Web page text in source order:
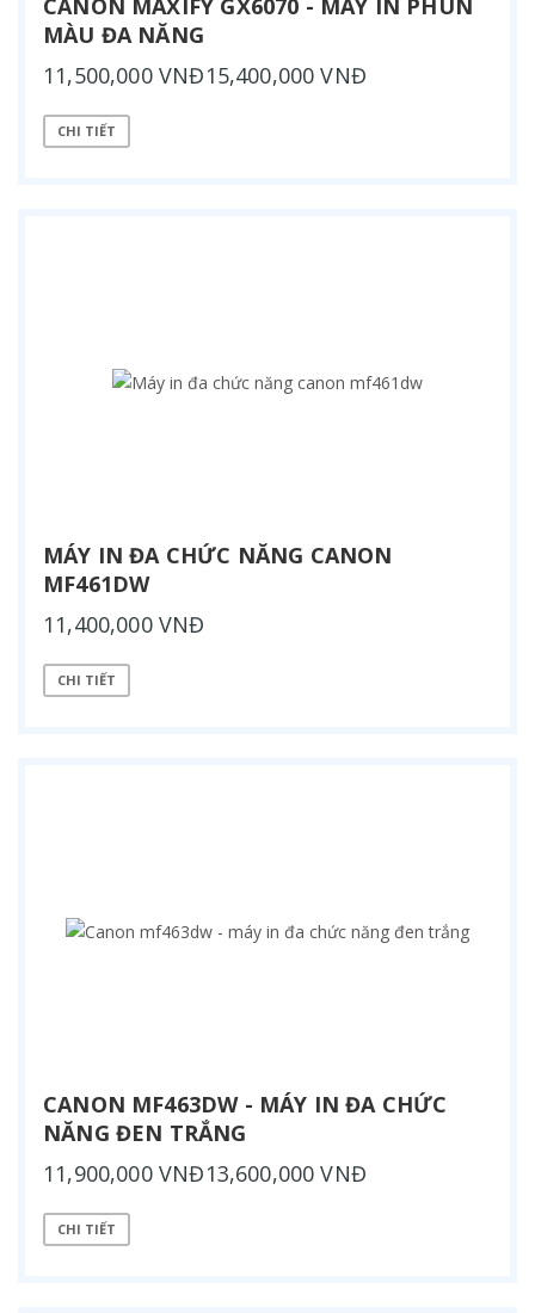
MÀU ĐA NĂNG
11,500,000 VNĐ15,400,000 VNĐ
CHI TIẾT
MÁY IN ĐA CHỨC NĂNG CANON
MF461DW
11,400,000 VNĐ
CHI TIẾT
CANON MF463DW - MÁY IN ĐA CHỨC
NĂNG ĐEN TRẮNG
11,900,000 VNĐ13,600,000 VNĐ
CHI TIẾT